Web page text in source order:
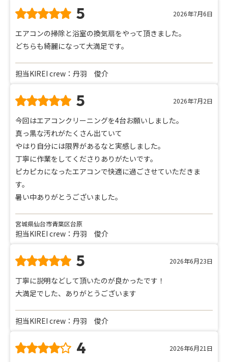
5 2026年7月6日
エアコンの掃除と浴室の換気扇をやって頂きました。
どちらも綺麗になって大満足です。
担当KIREI crew：丹羽 俊介
5 2026年7月2日
今回はエアコンクリーニングを4台お願いしました。
真っ黒な汚れがたくさん出ていて
やはり自分には限界があるなと実感しました。
丁寧に作業をしてくださりありがたいです。
ピカピカになったエアコンで快適に過ごさせていただきま
す。
暑い中ありがとうございました。
宮城県仙台市青葉区台原
担当KIREI crew：丹羽 俊介
5 2026年6月23日
丁寧に説明などして頂いたのが良かったです！
大満足でした、ありがとうございます
担当KIREI crew：丹羽 俊介
4 2026年6月21日